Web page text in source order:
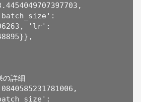
'lr':
の詳細